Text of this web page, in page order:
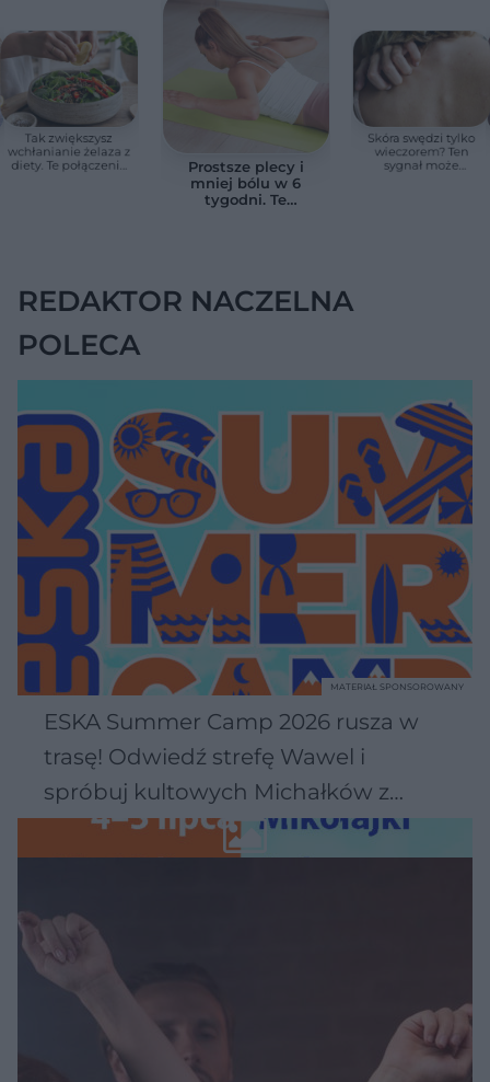
Tak zwiększysz
wchłanianie żelaza z
diety. Te połączenia
Prostsze plecy i
mniej bólu w 6
tygodni. Te
Skóra swędzi tylko
wieczorem? Ten
sygnał może
REDAKTOR NACZELNA
POLECA
ESKA Summer Camp 2026 rusza w
trasę! Odwiedź strefę Wawel i
spróbuj kultowych Michałków z
Wawelu
MATERIAŁ SPONSOROWANY